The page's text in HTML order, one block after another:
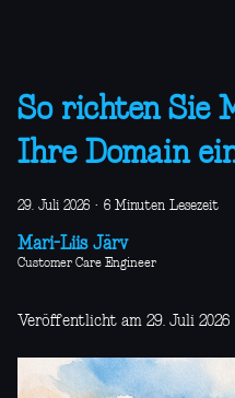
So richten Sie
Ihre Domain
29. Juli 2026 · 6 Minuten Lesezeit
Mari-Liis Järv
Customer Care Engineer
Veröffentlicht am 29. Juli 2026